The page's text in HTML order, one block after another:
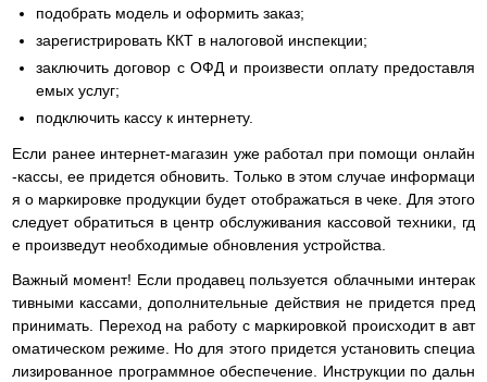
подобрать модель и оформить заказ;
зарегистрировать ККТ в налоговой инспекции;
заключить договор с ОФД и произвести оплату предоставля
емых услуг;
подключить кассу к интернету.
Если ранее интернет-магазин уже работал при помощи онлайн
-кассы, ее придется обновить. Только в этом случае информаци
я о маркировке продукции будет отображаться в чеке. Для этого
следует обратиться в центр обслуживания кассовой техники, гд
е произведут необходимые обновления устройства.
Важный момент! Если продавец пользуется облачными интерак
тивными кассами, дополнительные действия не придется пред
принимать. Переход на работу с маркировкой происходит в авт
оматическом режиме. Но для этого придется установить специа
лизированное программное обеспечение. Инструкции по дальн